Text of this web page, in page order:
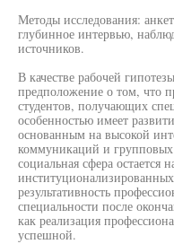
Методы исследования:
глубинное интервью,
источников.
В качестве рабочей
предположение о том, что
студентов, получающих
особенностью имеет
основанным на высокой
коммуникаций и
социальная сфера остается
результативность
специальности после
как реализация
успешной.